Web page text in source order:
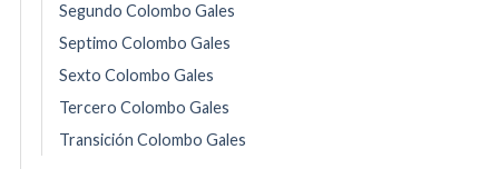
Segundo Colombo Gales
Septimo Colombo Gales
Sexto Colombo Gales
Tercero Colombo Gales
Transición Colombo Gales